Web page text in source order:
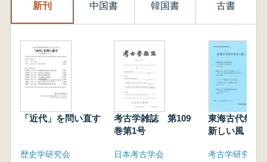
新刊 中国書 韓国書 古書
「近代」を問い直す
歴史学研究会
考古学雑誌 第109
巻第1号
日本考古学会
東海古代祭祀
新しい風
考古学研究会